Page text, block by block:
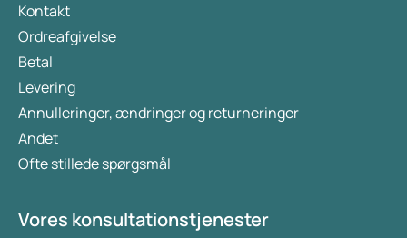
Kontakt
Ordreafgivelse
Betal
Levering
Annulleringer, ændringer og returneringer
Andet
Ofte stillede spørgsmål
Vores konsultationstjenester